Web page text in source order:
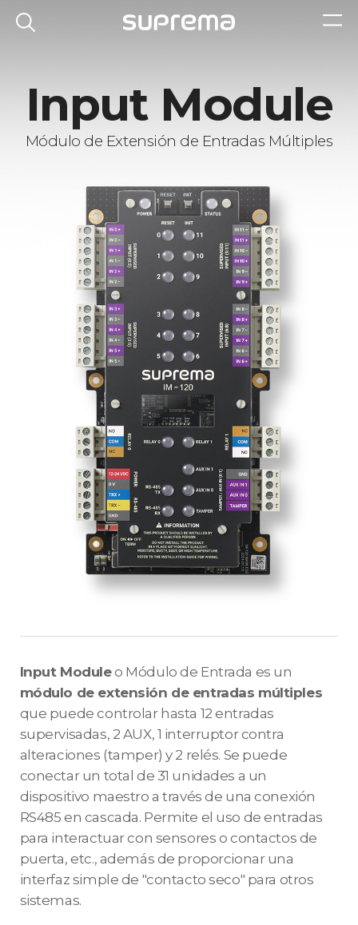
Input Module
Módulo de Extensión de Entradas Múltiples
Input Moduleo Módulo de Entrada es un
módulo de extensión de entradas múltiples
que puede controlar hasta 12 entradas
supervisadas, 2 AUX, 1 interruptor contra
alteraciones (tamper) y 2 relés. Se puede
conectar un total de 31 unidades a un
dispositivo maestro a través de una conexión
RS485 en cascada. Permite el uso de entradas
para interactuar con sensores o contactos de
puerta, etc., además de proporcionar una
interfaz simple de "contacto seco" para otros
sistemas.